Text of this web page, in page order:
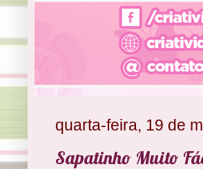
quarta-feira, 19 de
Sapatinho Muito